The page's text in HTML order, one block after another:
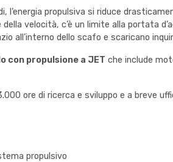
l’energia propulsiva si riduce
della velocità, c’è un limite alla portata
all’interno dello scafo e scaricano
con propulsione a JET che include
ore di ricerca e sviluppo e a breve
propulsivo